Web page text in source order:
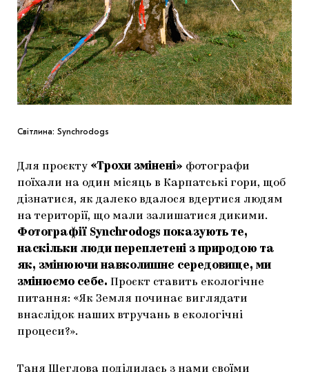
Світлина: Synchrodogs
Для проєкту «Трохи змінені» фотографи
поїхали на один місяць в Карпатські гори, щоб
дізнатися, як далеко вдалося вдертися людям
на території, що мали залишатися дикими.
Фотографії Synchrodogs показують те,
наскільки люди переплетені з природою та
як, змінюючи навколишнє середовище, ми
змінюємо себе. Проєкт ставить екологічне
питання: «Як Земля починає виглядати
внаслідок наших втручань в екологічні
процеси?».
Таня Щеглова поділилась з нами своїми